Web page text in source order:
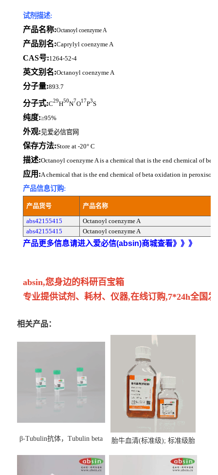
试剂描述:
产品名称:Octanoyl coenzyme A
产品别名:Caprylyl coenzyme A
CAS号:1264-52-4
英文别名:Octanoyl coenzyme A
分子量:893.7
分子式:C29H50N7O17P3S
纯度:≥95%
外观: 见爱必信官网
保存方法:Store at -20° C
描述:Octanoyl coenzyme A is a chemical that is the end chemical of
应用:A chemical that is the end chemical of beta oxidation in
产品信息订购:
产品货号 产品名称
abs42155415
Octanoyl coenzyme A
abs42155415
Octanoyl coenzyme A
产品更多信息请进入爱必信(absin)商城查看》》》
absin,您身边的科研百宝箱
专业提供试剂、耗材、仪器,在线订购,7*24h全国
相关产品：
β-Tubulin抗体，Tubulin beta
胎牛血清(标准级); 标准级胎